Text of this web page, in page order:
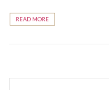
READ MORE